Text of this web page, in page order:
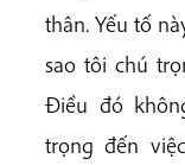
thân. Yếu tố
sao tôi chú
Điều đó
trọng đến